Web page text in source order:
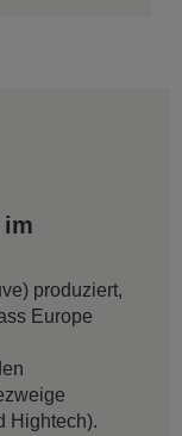
im
produziert,
Europe
Hightech).